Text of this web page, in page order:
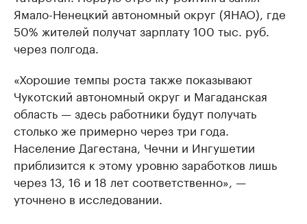
Ямало-Ненецкий автономный округ (ЯНАО), где
50% жителей получат зарплату 100 тыс. руб.
через полгода.
«Хорошие темпы роста также показывают
Чукотский автономный округ и Магаданская
область — здесь работники будут получать
столько же примерно через три года.
Население Дагестана, Чечни и Ингушетии
приблизится к этому уровню заработков лишь
через 13, 16 и 18 лет соответственно», —
уточнено в исследовании.